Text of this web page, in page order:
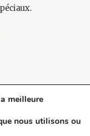
etpolitique de
meilleure
nous utilisons ou